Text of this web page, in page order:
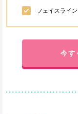
フェイスライ
今す